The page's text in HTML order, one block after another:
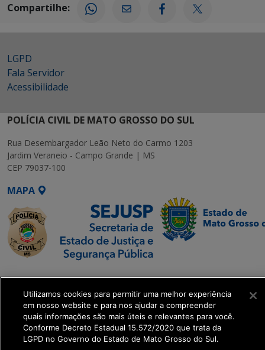
Compartilhe:
LGPD
Fala Servidor
Acessibilidade
POLÍCIA CIVIL DE MATO GROSSO DO SUL
Rua Desembargador Leão Neto do Carmo 1203
Jardim Veraneio - Campo Grande | MS
CEP 79037-100
MAPA
SETDIG | Secretaria-
Executiva de
Transformação Digital
get_footer();
Utilizamos cookies para permitir uma melhor experiência
em nosso website e para nos ajudar a compreender
quais informações são mais úteis e relevantes para você.
Conforme Decreto Estadual 15.572/2020 que trata da
LGPD no Governo do Estado de Mato Grosso do Sul.